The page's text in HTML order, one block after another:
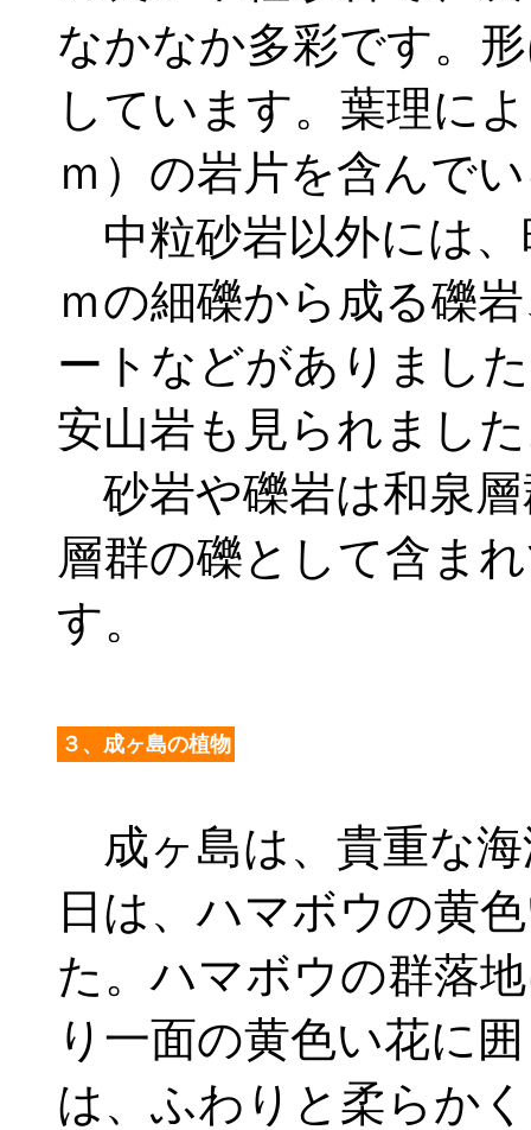
なかなか多彩です。
しています。葉理に
ｍ）の岩片を含んで
中粒砂岩以外には、
ｍの細礫から成る礫
ートなどがありまし
安山岩も見られまし
砂岩や礫岩は和泉
層群の礫として含ま
す。
３、成ヶ島の植物
成ヶ島は、貴重な
日は、ハマボウの黄
た。ハマボウの群落
り一面の黄色い花に
は、ふわりと柔らか